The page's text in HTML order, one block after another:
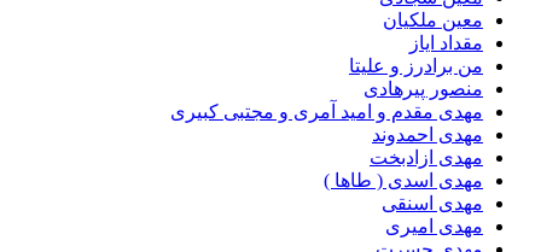
معین ملکیان
مقداد ایاز
من برادرز و علیتا
منصور پیرهادی
مهدى مقدم و امید آمرى و مجتبى کبیرى
مهدی احمدوند
مهدی ازادبخت
مهدی اسدی ( طاها )
مهدی اسنقی
مهدی امیری